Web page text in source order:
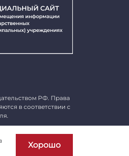
РФ. Права
в соответствии с
соглашение
Хорошо